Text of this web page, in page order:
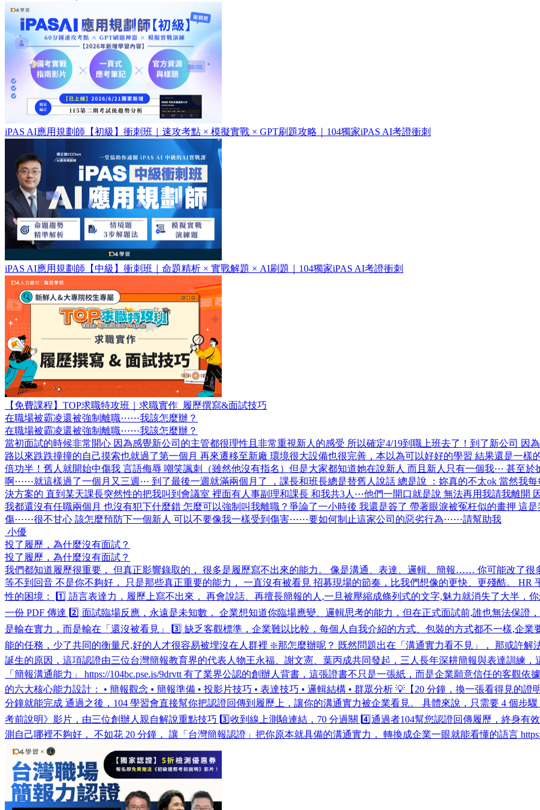
iPAS AI應用規劃師【初級】衝刺班｜速攻考點 × 模擬實戰 × GPT刷題攻略｜104獨家iPAS AI考證衝刺
iPAS AI應用規劃師【中級】衝刺班｜命題精析 × 實戰解題 × AI刷題​｜104獨家iPAS AI考證衝刺
【免費課程】TOP求職特攻班｜求職實作_履歷撰寫&面試技巧
在職場被霸凌還被強制離職⋯⋯我該怎麼辦？
在職場被霸凌還被強制離職⋯⋯我該怎麼辦？
當初面試的時候非常開心 因為感覺新公司的主管都很理性且非常重視新人的感受 所以確定4/19到職上班去了！到了新公司 因
路以來跌跌撞撞的自己摸索也就過了第一個月 再來遷移至新廠 環境很大設備也很完善，本以為可以好好的學習 結果還是一
倍功半！舊人就開始中傷我 言語侮辱 嘲笑諷刺（雖然他沒有指名）但是大家都知道她在說新人 而且新人只有一個我⋯ 甚至
啊⋯⋯就這樣過了一個月又三週⋯ 到了最後一週就滿兩個月了 ，課長和班長總是替舊人說話 總是說 ：妳真的不太ok 當然我
決方案的 直到某天課長突然性的把我叫到會議室 裡面有人事副理和課長 和我共3人⋯他們一開口就是說 無法再用我請我離開
我都還沒有任職兩個月 也沒有犯下什麼錯 怎麼可以強制叫我離職？爭論了一小時後 我還是簽了 帶著眼淚被冤枉似的畫押 這
傷⋯⋯很不甘心 該怎麼預防下一個新人 可以不要像我一樣受到傷害⋯⋯要如何制止這家公司的惡劣行為⋯⋯請幫助我
小優
投了履歷，為什麼沒有面試？
投了履歷，為什麼沒有面試？
我們都知道履歷很重要， 但真正影響錄取的， 很多是履歷寫不出來的能力。 像是溝通、表達、邏輯、簡報…… 你可能改了
等不到回音 不是你不夠好， 只是那些真正重要的能力， 一直沒有被看見 招募現場的節奏，比我們想像的更快、更殘酷。
性的困境： 1️⃣ 語言表達力，履歷上寫不出來， 再會說話、再擅長簡報的人,一旦被壓縮成條列式的文字,魅力就消失了大半，
一份 PDF 傳達 2️⃣ 面試臨場反應，永遠是未知數， 企業想知道你臨場應變、邏輯思考的能力，但在正式面試前,誰也無法保證
是輸在實力，而是輸在「還沒被看見」 3️⃣ 缺乏客觀標準，企業難以比較，每個人自我介紹的方式、包裝的方式都不一樣,企
能的任務，少了共同的衡量尺,好的人才很容易被埋沒在人群裡 ❇️那怎麼辦呢？ 既然問題出在「溝通實力看不見」， 那或許
誕生的原因，這項認證由三位台灣簡報教育界的代表人物王永福、謝文憲、葉丙成共同發起，三人長年深耕簡報與表達訓練
「簡報溝通能力」 https://104bc.pse.is/9drvtt 有了業界公認的創辦人背書，這張證書不只是一張紙，而是企業願意信任的客觀
的六大核心能力設計： • 簡報觀念 • 簡報準備 • 投影片技巧 • 表達技巧 • 邏輯結構 • 群眾分析 💡【20 分鐘，換一張看得見的
分鐘就能完成 通過之後，104 學習會直接幫你把認證回傳到履歷上，讓你的溝通實力被企業看見。 具體來說，只需要 4 個步驟
考前說明》影片，由三位創辦人親自解說重點技巧 3️⃣收到線上測驗連結，70 分過關 4️⃣通過者104幫您認證回傳履歷，終身
測自己哪裡不夠好， 不如花 20 分鐘， 讓「台灣簡報認證」把你原本就具備的溝通實力， 轉換成企業一眼就能看懂的語言